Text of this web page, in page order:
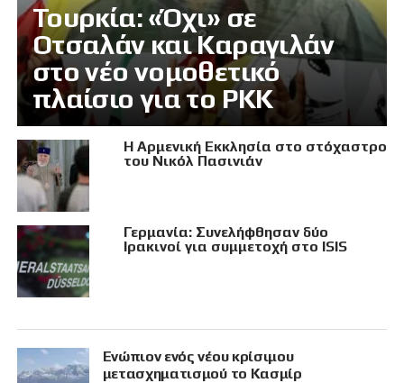
Τουρκία: «Όχι» σε
Οτσαλάν και Καραγιλάν
στο νέο νομοθετικό
πλαίσιο για το PKK
Η Αρμενική Εκκλησία στο στόχαστρο
του Νικόλ Πασινιάν
Γερμανία: Συνελήφθησαν δύο
Ιρακινοί για συμμετοχή στο ISIS
Eνώπιον ενός νέου κρίσιμου
μετασχηματισμού το Κασμίρ